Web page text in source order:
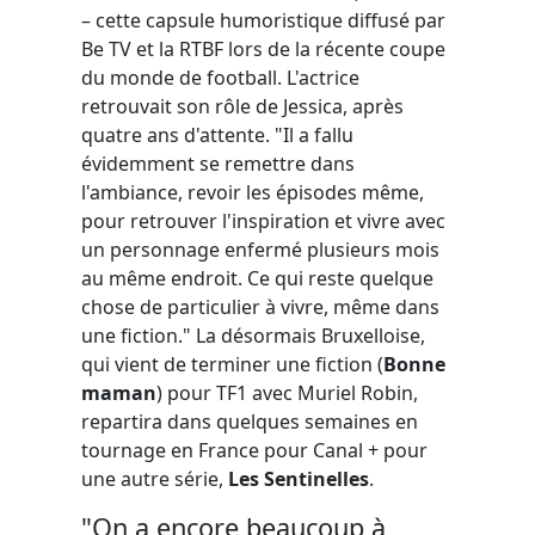
– cette capsule humoristique diffusé par
Be TV et la RTBF lors de la récente coupe
du monde de football. L'actrice
retrouvait son rôle de Jessica, après
quatre ans d'attente. "Il a fallu
évidemment se remettre dans
l'ambiance, revoir les épisodes même,
pour retrouver l'inspiration et vivre avec
un personnage enfermé plusieurs mois
au même endroit. Ce qui reste quelque
chose de particulier à vivre, même dans
une fiction." La désormais Bruxelloise,
qui vient de terminer une fiction (Bonne
maman) pour TF1 avec Muriel Robin,
repartira dans quelques semaines en
tournage en France pour Canal + pour
une autre série, Les Sentinelles.
"On a encore beaucoup à